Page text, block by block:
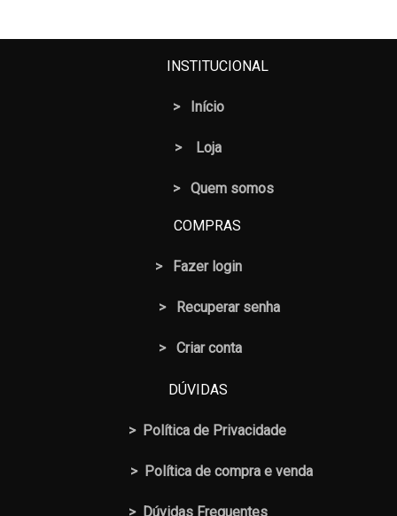
INSTITUCIONAL
> Início
> Loja
> Quem somos
COMPRAS
> Fazer login
> Recuperar senha
> Criar conta
DÚVIDAS
> Política de Privacidade
> Política de compra e venda
> Dúvidas Frequentes